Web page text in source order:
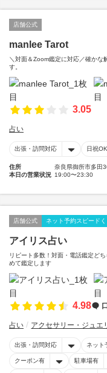
店舗公式
manlee Tarot
＼対面＆Zoom鑑定に対応／確かな
す。
3.05
占い
出張・訪問対応 日祝OK
住所
奈良県御所市多田
本日の営業状況 19:00〜23:30
店舗公式 ネット予約スピード
アイリス占い
リピート多数！対面・電話鑑定ど
めて鑑定します
4.98
占い アクセサリー・ジュエ
出張・訪問対応 ネット
クーポン有 駐車場有